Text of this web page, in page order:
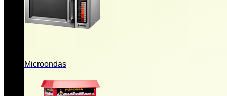
Microondas